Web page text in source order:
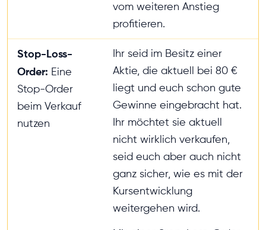
vom weiteren Anstieg
profitieren.
Stop-Loss-
Order: Eine
Stop-Order
beim Verkauf
nutzen
Ihr seid im Besitz einer
Aktie, die aktuell bei 80 €
liegt und euch schon gute
Gewinne eingebracht hat.
Ihr möchtet sie aktuell
nicht wirklich verkaufen,
seid euch aber auch nicht
ganz sicher, wie es mit der
Kursentwicklung
weitergehen wird.